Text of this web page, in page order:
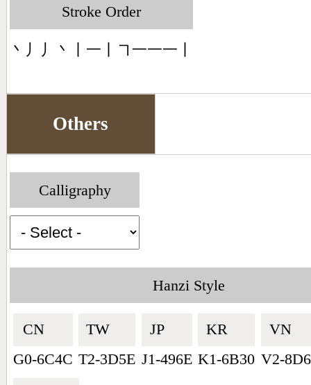
Stroke Order
丶丿丿丶丨一丨㇕一一一丨
Others
Calligraphy
Hanzi Style
CN🇨🇳
G0-6C4C
TW🇹🇼
T2-3D5E
JP🇯🇵
J1-496E
KR🇰🇷
K1-6B30
VN🇻🇳
V2-